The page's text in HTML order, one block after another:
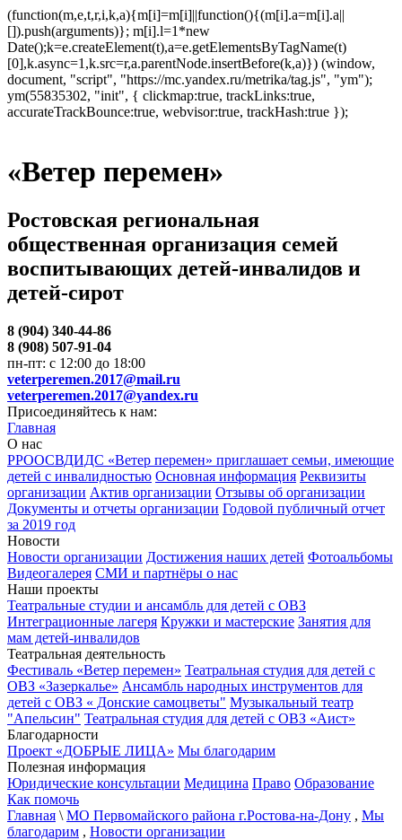
(function(m,e,t,r,i,k,a){m[i]=m[i]||function(){(m[i].a=m[i].a||
[]).push(arguments)}; m[i].l=1*new
Date();k=e.createElement(t),a=e.getElementsByTagName(t)
[0],k.async=1,k.src=r,a.parentNode.insertBefore(k,a)}) (window,
document, "script", "https://mc.yandex.ru/metrika/tag.js", "ym");
ym(55835302, "init", { clickmap:true, trackLinks:true,
accurateTrackBounce:true, webvisor:true, trackHash:true });
«Ветер перемен»
Ростовская региональная
общественная организация семей
воспитывающих детей-инвалидов и
детей-сирот
8 (904) 340-44-86
8 (908) 507-91-04
пн-пт: с 12:00 до 18:00
veterperemen.2017@mail.ru
veterperemen.2017@yandex.ru
Присоединяйтесь к нам:
Главная
О нас
РРООСВДИДС «Ветер перемен» приглашает семьи, имеющие
детей с инвалидностью Основная информация Реквизиты
организации Актив организации Отзывы об организации
Документы и отчеты организации Годовой публичный отчет
за 2019 год
Новости
Новости организации Достижения наших детей Фотоальбомы
Видеогалерея СМИ и партнёры о нас
Наши проекты
Театральные студии и ансамбль для детей с ОВЗ
Интеграционные лагеря Кружки и мастерские Занятия для
мам детей-инвалидов
Театральная деятельность
Фестиваль «Ветер перемен» Театральная студия для детей с
ОВЗ «Зазеркалье» Ансамбль народных инструментов для
детей с ОВЗ « Донские самоцветы" Музыкальный театр
"Апельсин" Театральная студия для детей с ОВЗ «Аист»
Благодарности
Проект «ДОБРЫЕ ЛИЦА» Мы благодарим
Полезная информация
Юридические консультации Медицина Право Образование
Как помочь
Главная \ МО Первомайского района г.Ростова-на-Дону , Мы
благодарим , Новости организации